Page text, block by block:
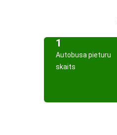
1
Autobusa pieturu
skaits